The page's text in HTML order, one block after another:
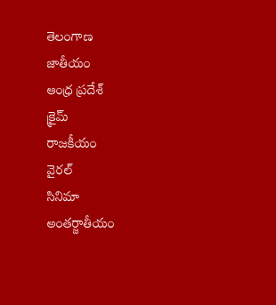
తెలంగాణ
జాతీయం
ఆంధ్ర ప్రదేశ్
క్రైమ్
రాజకీయం
వైరల్
సినిమా
అంతర్జాతీయం